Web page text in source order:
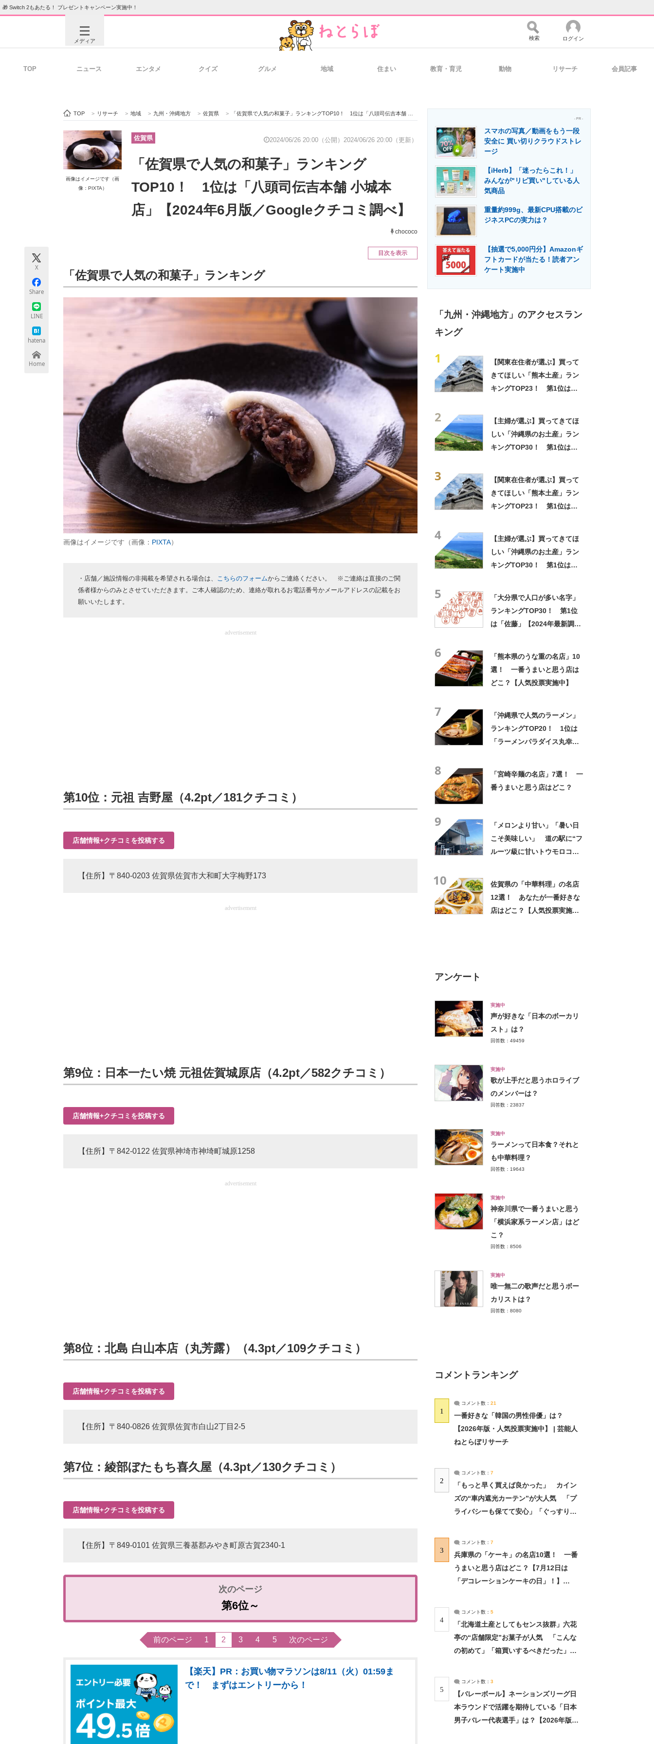
🎁 Switch 2もあたる！ プレゼントキャンペーン実施中！
メディア
ビジネスと働き方のヒント 経営リーダーのコミュニティ マーケ×ITの今がよく分かる
ITエンジニア向け専門サイト IT製品の技術・比較・事例 製造業のIT導入・活用を支援
エネルギーの専門メディア 建設×テクノロジーの最前線
ちょっと気になるネットの話題
検索 ログイン
TOP ニュース エンタメ クイズ グルメ 地域 住まい 教育・育児 動物 リサーチ 会員記事
TOP > リサーチ > 地域 > 九州・沖縄地方 > 佐賀県 > 「佐賀県で人気の和菓子」ランキングTOP10！ 1位は「八頭司伝吉本舗 小城本店」【2024年6月版／Googleクチコミ調べ】
画像はイメージです（画
像：PIXTA）
佐賀県 2024/06/26 20:00（公開） 2024/06/26 20:00（更新）
「佐賀県で人気の和菓子」ランキング
TOP10！ 1位は「八頭司伝吉本舗 小城本
店」【2024年6月版／Googleクチコミ調べ】
chococo
X
Share
LINE
hatena
Home
目次を表示
「佐賀県で人気の和菓子」ランキング
画像はイメージです（画像： PIXTA）
・店舗／施設情報の非掲載を希望される場合は、 こちらのフォームからご連絡ください。 ※ご連絡は直接のご関
係者様からのみとさせていただきます。ご本人確認のため、連絡が取れるお電話番号かメールアドレスの記載をお
願いいたします。
advertisement
第10位：元祖 吉野屋（4.2pt／181クチコミ）
店舗情報+クチコミを投稿する
【住所】〒840-0203 佐賀県佐賀市大和町大字梅野173
advertisement
第9位：日本一たい焼 元祖佐賀城原店（4.2pt／582クチコミ）
店舗情報+クチコミを投稿する
【住所】〒842-0122 佐賀県神埼市神埼町城原1258
advertisement
第8位：北島 白山本店（丸芳露）（4.3pt／109クチコミ）
店舗情報+クチコミを投稿する
【住所】〒840-0826 佐賀県佐賀市白山2丁目2-5
第7位：綾部ぼたもち喜久屋（4.3pt／130クチコミ）
店舗情報+クチコミを投稿する
【住所】〒849-0101 佐賀県三養基郡みやき町原古賀2340-1
第6位～
前のページ 1 2 3 4 5 次のページ
【楽天】PR：お買い物マラソンは8/11（火）01:59ま
で！ まずはエントリーから！
- PR -
スマホの写真／動画をもう一段
安全に 買い切りクラウドストレ
ージ
【iHerb】「迷ったらこれ！」
みんなが"リピ買い"している人
気商品
重量約999g、最新CPU搭載のビ
ジネスPCの実力は？
【抽選で5,000円分】Amazonギ
フトカードが当たる！読者アン
ケート実施中
「九州・沖縄地方」のアクセスラン
キング
1
【関東在住者が選ぶ】買って
きてほしい「熊本土産」ラン
キングTOP23！ 第1位は
2
【主婦が選ぶ】買ってきてほ
しい「沖縄県のお土産」ラン
キングTOP30！ 第1位は
3
【関東在住者が選ぶ】買って
きてほしい「熊本土産」ラン
キングTOP23！ 第1位は
4
【主婦が選ぶ】買ってきてほ
しい「沖縄県のお土産」ラン
キングTOP30！ 第1位は
5
「大分県で人口が多い名字」
ランキングTOP30！ 第1位
は「佐藤」【2024年最新調査
6
「熊本県のうな重の名店」10
選！ 一番うまいと思う店は
どこ？【人気投票実施中】
7
「沖縄県で人気のラーメン」
ランキングTOP20！ 1位は
「ラーメンパラダイス丸幸」
8
「宮崎辛麺の名店」7選！ 一
番うまいと思う店はどこ？
9
「メロンより甘い」「暑い日
こそ美味しい」 道の駅に“フ
ルーツ級に甘いトウモロコ
10
佐賀県の「中華料理」の名店
12選！ あなたが一番好きな
店はどこ？【人気投票実施
アンケート
実施中
声が好きな「日本のボーカリ
スト」は？
回答数：49459
実施中
歌が上手だと思うホロライブ
のメンバーは？
回答数：23837
実施中
ラーメンって日本食？それと
も中華料理？
回答数：19643
実施中
神奈川県で一番うまいと思う
「横浜家系ラーメン店」はど
こ？
回答数：8506
実施中
唯一無二の歌声だと思うボー
カリストは？
回答数：8080
コメントランキング
1
コメント数： 21
一番好きな「韓国の男性俳優」は？
【2026年版・人気投票実施中】 | 芸能人
ねとらぼリサーチ
2
コメント数： 7
「もっと早く買えば良かった」 カイン
ズの“車内遮光カーテン”が大人気 「プ
ライバシーも保てて安心」「ぐっすり眠
3
コメント数： 7
兵庫県の「ケーキ」の名店10選！ 一番
うまいと思う店はどこ？【7月12日は
「デコレーションケーキの日」！】
4
コメント数： 5
「北海道土産としてもセンス抜群」六花
亭の“店舗限定”お菓子が人気 「こんな
の初めて」「箱買いするべきだった」
5
コメント数： 3
【バレーボール】ネーションズリーグ日
本ラウンドで活躍を期待している「日本
男子バレー代表選手」は？【2026年版・